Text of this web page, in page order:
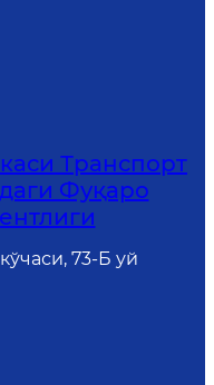
Транспорт
Фуқаро
73-Б уй